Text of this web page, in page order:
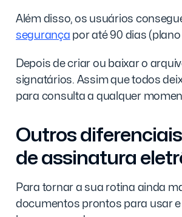
Além disso, os usuários
segurança por até 90 dias
Depois de criar ou baixar o
signatários. Assim que todos
para consulta a qualquer
Outros
de assinatura
Para tornar a sua rotina ainda
documentos prontos para usar